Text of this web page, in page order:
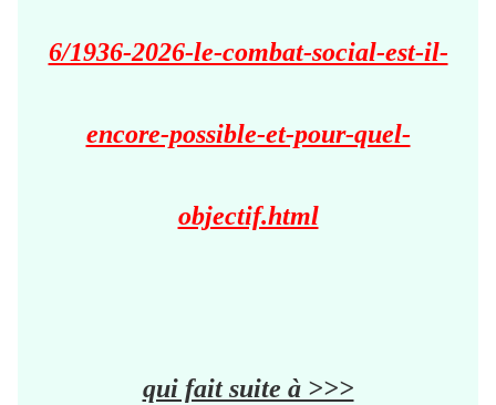
6/1936-2026-le-combat-social-est-il-
encore-possible-et-pour-quel-
objectif.html
qui fait suite à >>>